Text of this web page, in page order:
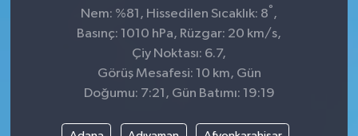
Nem: %81, Hissedilen Sıcaklık: 8° ,
Basınç: 1010 hPa, Rüzgar: 20 km/s,
Çiy Noktası: 6.7,
Görüş Mesafesi: 10 km, Gün
Doğumu: 7:21, Gün Batımı: 19:19